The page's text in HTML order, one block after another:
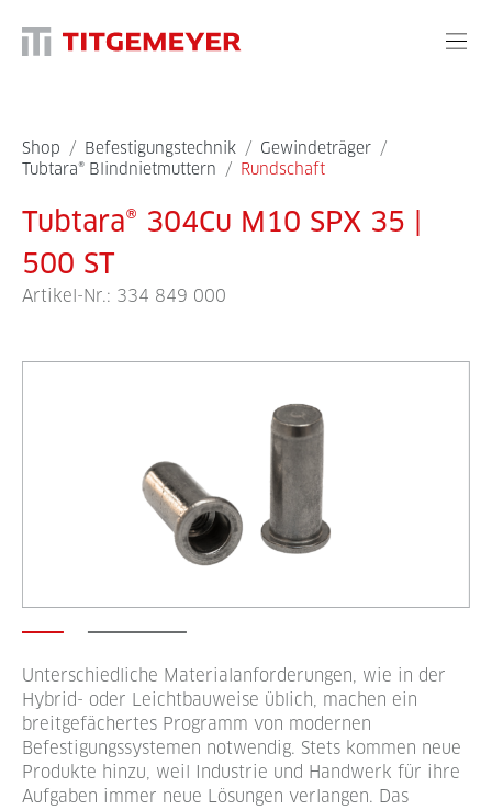
Shop / Befestigungstechnik / Gewindeträger /
Tubtara® Blindnietmuttern / Rundschaft
Tubtara® 304Cu M10 SPX 35 |
500 ST
Artikel-Nr.: 334 849 000
Unterschiedliche Materialanforderungen, wie in der
Hybrid- oder Leichtbauweise üblich, machen ein
breitgefächertes Programm von modernen
Befestigungssystemen notwendig. Stets kommen neue
Produkte hinzu, weil Industrie und Handwerk für ihre
Aufgaben immer neue Lösungen verlangen. Das